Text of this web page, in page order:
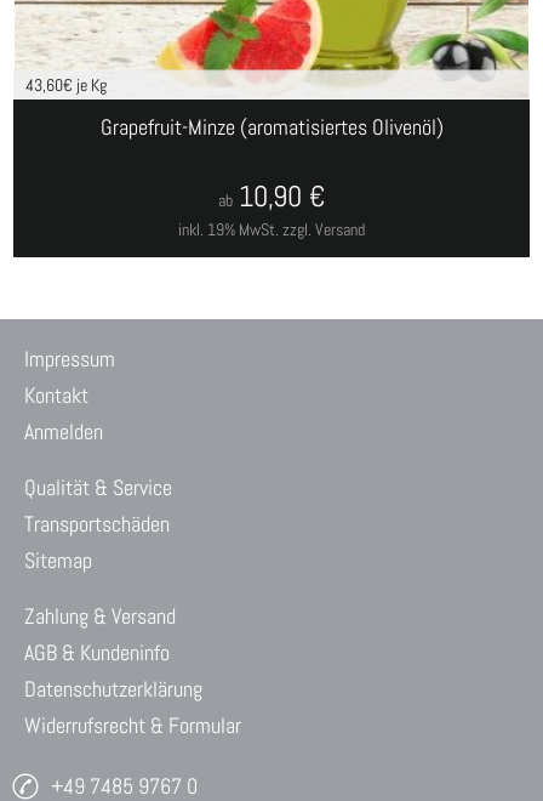
43,60€ je Kg
Grapefruit-Minze (aromatisiertes Olivenöl)
inkl. 19% MwSt. zzgl. Versand
ab 10,90 €
Impressum
Kontakt
Anmelden
Qualität & Service
Transportschäden
Sitemap
Zahlung & Versand
AGB & Kundeninfo
Datenschutzerklärung
Widerrufsrecht & Formular
+49 7485 9767 0